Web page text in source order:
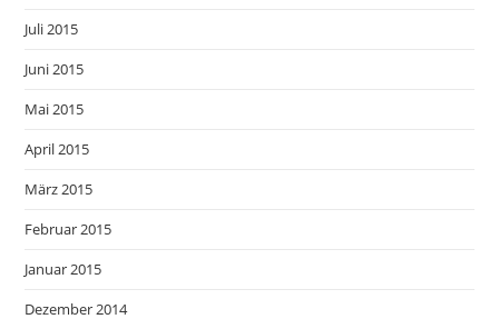
Juli 2015
Juni 2015
Mai 2015
April 2015
März 2015
Februar 2015
Januar 2015
Dezember 2014